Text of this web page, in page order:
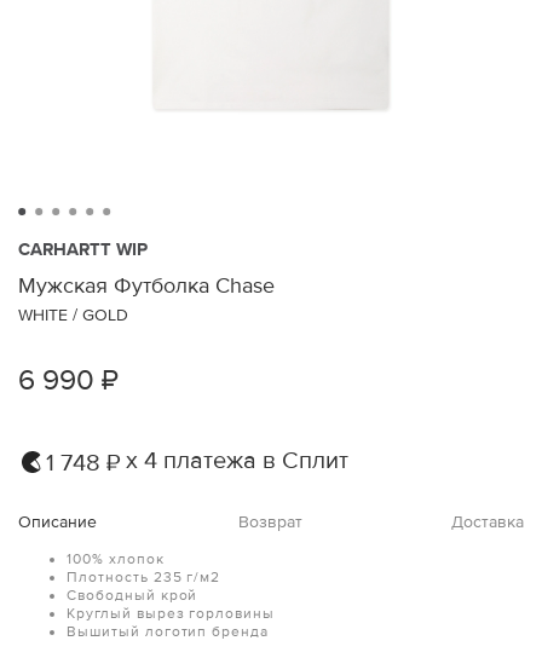
CARHARTT WIP
Мужская Футболка Chase
WHITE / GOLD
6 990 ₽
1 748 ₽ х 4 платежа в Сплит
Описание Возврат Доставка
100% хлопок
Плотность 235 г/м2
Свободный крой
Круглый вырез горловины
Вышитый логотип бренда